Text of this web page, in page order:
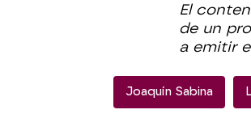
El
de un
a emitir
Joaquín Sabina